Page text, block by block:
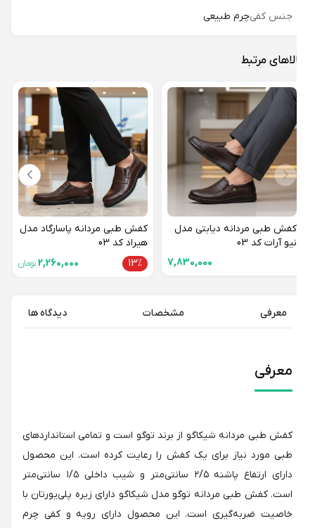
جنس کفی چرم طبیعی
مرتبط
کفش طبی مردانه دیابتی مدل
نیو آرات کد 03
7,830,000
کفش طبی مردانه پاسارگاد مدل
هیراد کد 03
13%
2,260,000 تومان
معرفی مشخصات دیدگاه ها
معرفی
کفش طبی مردانه شیکاگو از برند توگو است و تمامی استانداردهای
طبی مورد نیاز برای یک کفش را رعایت کرده است. این محصول
دارای ارتفاع پاشنه ۲/۵ سانتی‌متر و شیب داخلی ۱/۵ سانتی‌متر
است. کفش طبی مردانه توگو مدل شیکاگو دارای زیره پلی‌یورتان با
خاصیت ضربه‌گیری است. این محصول دارای رویه و کفی چرم